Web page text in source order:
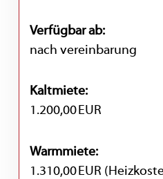
Verfügbar ab:
nach vereinbarung
Kaltmiete:
1.200,00 EUR
Warmmiete:
1.310,00 EUR